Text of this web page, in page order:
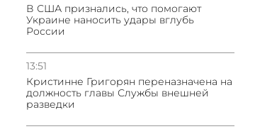
В США признались, что помогают
Украине наносить удары вглубь
России
13:51
Кристинне Григорян переназначена на
должность главы Службы внешней
разведки